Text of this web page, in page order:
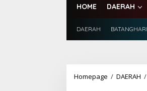
HOME DAERAH
DAERAH BATANGHARI
Homepage / DAERAH /